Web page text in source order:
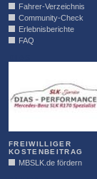
Fahrer-Verzeichnis
Community-Check
Erlebnisberichte
FAQ
FREIWILLIGER
KOSTENBEITRAG
MBSLK.de fördern